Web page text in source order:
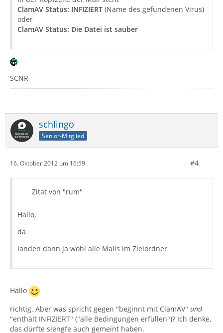
ClamAV Status: INFIZIERT (Name des gefundenen Virus)
oder
ClamAV Status: Die Datei ist sauber
SCNR
schlingo
Senior-Mitglied
16. Oktober 2012 um 16:59 #4
Zitat von "rum"
Hallo,
da
landen dann ja wohl alle Mails im Zielordner
Hallo
richtig. Aber was spricht gegen "beginnt mit ClamAV" und
"enthält INFIZIERT" ("alle Bedingungen erfüllen")? Ich denke,
das dürfte slengfe auch gemeint haben.